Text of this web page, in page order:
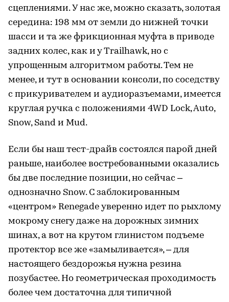
сцеплениями. У нас же, можно сказать, золотая
середина: 198 мм от земли до нижней точки
шасси и та же фрикционная муфта в приводе
задних колес, как и у Trailhawk, но с
упрощенным алгоритмом работы. Тем не
менее, и тут в основании консоли, по соседству
с прикуривателем и аудиоразъемами, имеется
круглая ручка с положениями 4WD Lock, Auto,
Snow, Sand и Mud.
Если бы наш тест-драйв состоялся парой дней
раньше, наиболее востребованными оказались
бы две последние позиции, но сейчас –
однозначно Snow. С заблокированным
«центром» Renegade уверенно идет по рыхлому
мокрому снегу даже на дорожных зимних
шинах, а вот на крутом глинистом подъеме
протектор все же «замыливается», – для
настоящего бездорожья нужна резина
позубастее. Но геометрическая проходимость
более чем достаточна для типичной